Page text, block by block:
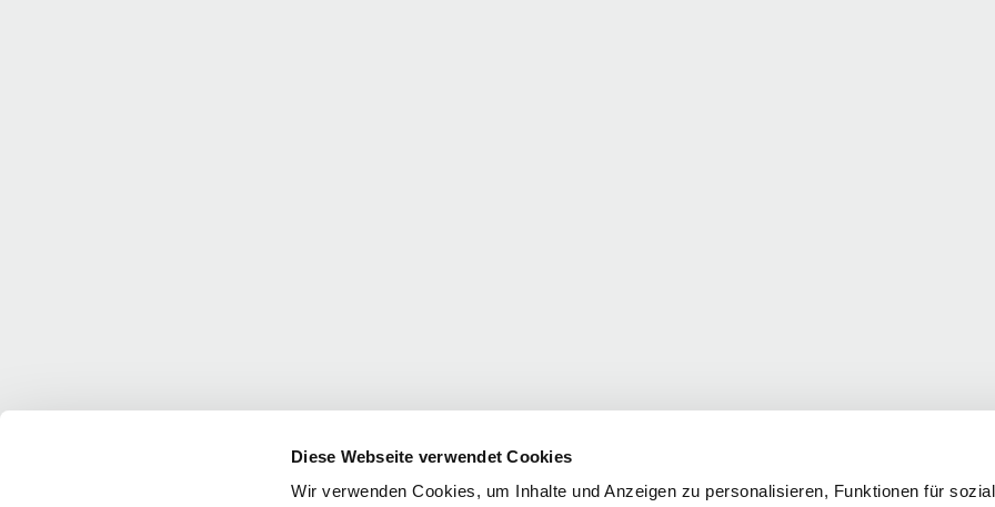
Diese Webseite verwendet Cookies
Wir verwenden Cookies, um Inhalte und Anzeigen zu personalisieren, Funktionen für